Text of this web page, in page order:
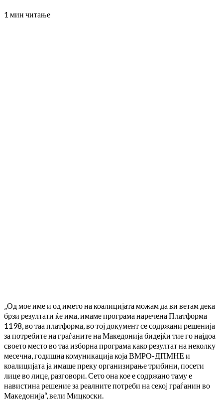
1 мин читање
„Од мое име и од името на коалицијата можам да ви ветам дека
брзи резултати ќе има, имаме програма наречена Платформа
1198, во таа платформа, во тој документ се содржани решенија
за потребите на граѓаните на Македонија бидејќи тие го најдоа
своето место во таа изборна програма како резултат на неколку
месечна, годишна комуникација која ВМРО-ДПМНЕ и
коалицијата ја имаше преку организирање трибини, посети
лице во лице, разговори. Сето она кое е содржано таму е
навистина решение за реалните потреби на секој граѓанин во
Македонија“, вели Мицкоски.